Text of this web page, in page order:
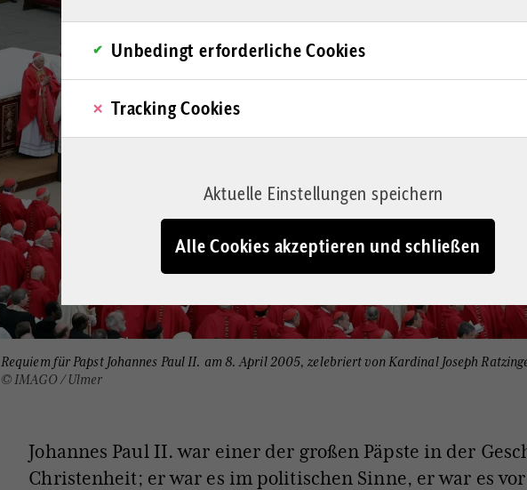
Requiem für Papst Johannes Paul II. am 8. April 2005, zelebriert von Kardinal Joseph
© IMAGO / Ulmer
Johannes Paul II. war einer der großen Päpste in der
Christenheit; er war es im politischen Sinne, er war es
Unbedingt erforderliche Cookies
Tracking Cookies
Aktuelle Einstellungen speichern
Alle Cookies akzeptieren und schließen